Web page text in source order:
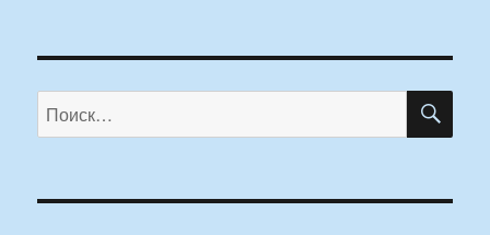
Искать: